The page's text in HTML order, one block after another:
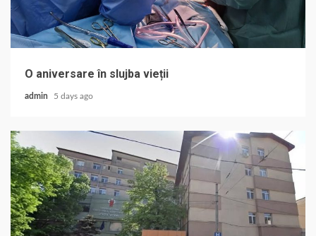
O aniversare în slujba vieții
admin 5 days ago